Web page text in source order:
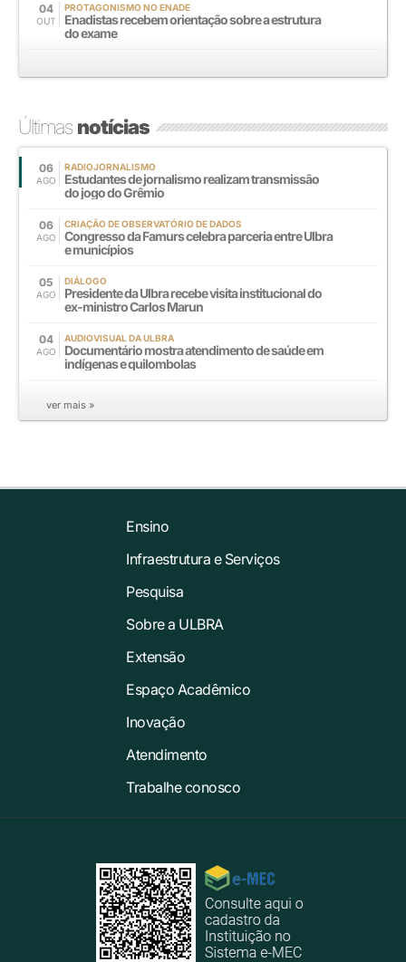
04
OUT
PROTAGONISMO NO ENADE
Enadistas recebem orientação sobre a estrutura
do exame
Últimasnotícias
06
AGO
RADIOJORNALISMO
Estudantes de jornalismo realizam transmissão
do jogo do Grêmio
06
AGO
CRIAÇÃO DE OBSERVATÓRIO DE DADOS
Congresso da Famurs celebra parceria entre Ulbra
e municípios
05
AGO
DIÁLOGO
Presidente da Ulbra recebe visita institucional do
ex-ministro Carlos Marun
04
AGO
AUDIOVISUAL DA ULBRA
Documentário mostra atendimento de saúde em
indígenas e quilombolas
ver mais »
Ensino
Infraestrutura e Serviços
Pesquisa
Sobre a ULBRA
Extensão
Espaço Acadêmico
Inovação
Atendimento
Trabalhe conosco